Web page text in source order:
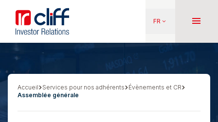
contenu
principal
Aller directement au contenu
FR keyboard_arrow_down menu
Fil
Accueil Services pour nos adhérents
Évènements et CR
Assemblée générale